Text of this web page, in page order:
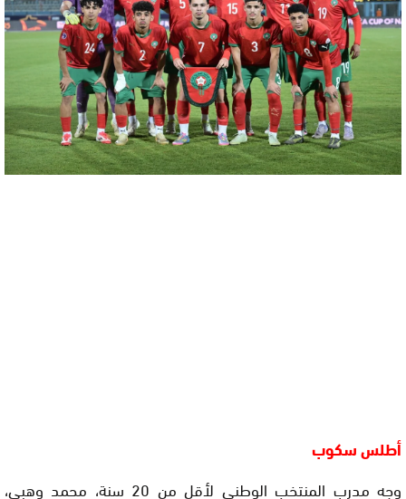
أطلس سكوب
وجه مدرب المنتخب الوطني لأقل من 20 سنة، محمد وهبي،